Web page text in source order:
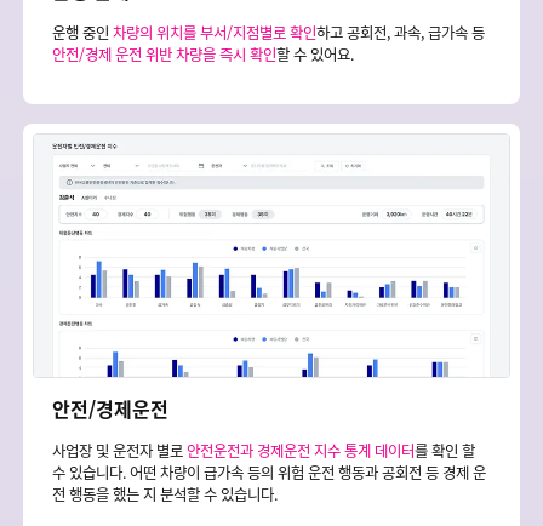
운행 중인 차량의 위치를 부서/지점별로 확인하고 공회전, 과속, 급가속 등
안전/경제 운전 위반 차량을 즉시 확인할 수 있어요.
안전/경제운전
사업장 및 운전자 별로안전운전과 경제운전 지수 통계 데이터를 확인 할
수 있습니다. 어떤 차량이 급가속 등의 위험 운전 행동과 공회전 등 경제 운
전 행동을 했는 지 분석할 수 있습니다.